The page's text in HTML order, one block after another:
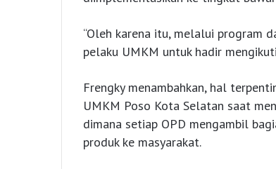
“Oleh karena itu, melalui program
pelaku UMKM untuk hadir
Frengky menambahkan, hal
UMKM Poso Kota Selatan saat
dimana setiap OPD mengambil
produk ke masyarakat.